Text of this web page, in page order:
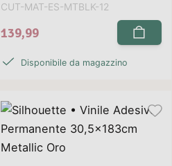
CUT-MAT-ES-MTBLK-12
139,99
Disponibile da magazzino